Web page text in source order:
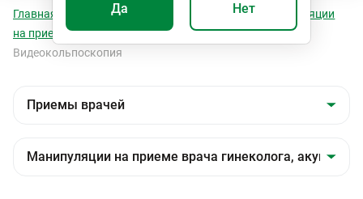
Да Нет
Главная Мед. услуги Приемы врачей
Манипуляции
на приеме врача гинеколога, акушера-гинеколога
Видеокольпоскопия